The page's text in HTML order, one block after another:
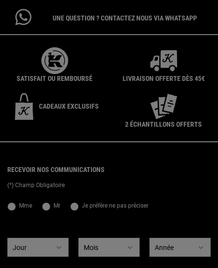
UNE QUESTION ? CONTACTEZ NOUS VIA WHATSAPP
SATISFAIT OU REMBOURSÉ LIVRAISON OFFERTE DÈS 45€
CADEAUX EXCLUSIFS
2 ÉCHANTILLONS OFFERTS
RECEVOIR NOS COMMUNICATIONS
(*) Champ Obligatoire
newslettersignup.title.legend
Mme Mr Je préfère ne pas préciser